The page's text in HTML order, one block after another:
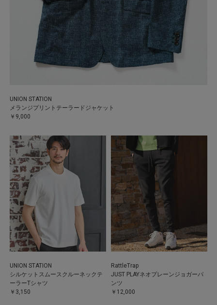
UNION STATION
メランジプリントテーラードジャケット
￥9,000
UNION STATION
シルケットスムースクルーネックテ
ーラーTシャツ
￥3,150
RattleTrap
JUST PLAYネオプレーンジョガーパ
ンツ
￥12,000